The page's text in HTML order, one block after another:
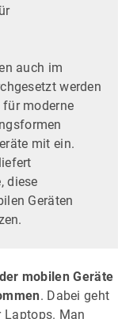
auch im
werden
moderne
mit ein.
diese
Geräten
mobilen Geräte
. Dabei geht
Laptops. Man